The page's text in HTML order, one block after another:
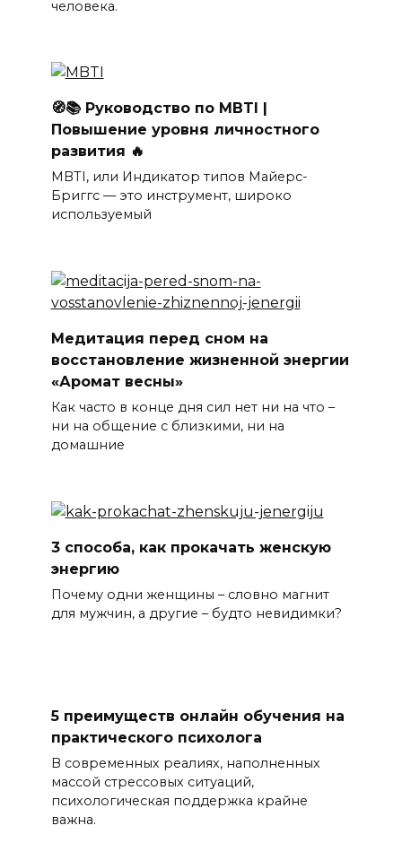
человека.
🧭📚 Руководство по MBTI |
Повышение уровня личностного
развития 🔥
MBTI, или Индикатор типов Майерс-
Бриггс — это инструмент, широко
используемый
Медитация перед сном на
восстановление жизненной энергии
«Аромат весны»
Как часто в конце дня сил нет ни на что –
ни на общение с близкими, ни на
домашние
3 способа, как прокачать женскую
энергию
Почему одни женщины – словно магнит
для мужчин, а другие – будто невидимки?
5 преимуществ онлайн обучения на
практического психолога
В современных реалиях, наполненных
массой стрессовых ситуаций,
психологическая поддержка крайне
важна.